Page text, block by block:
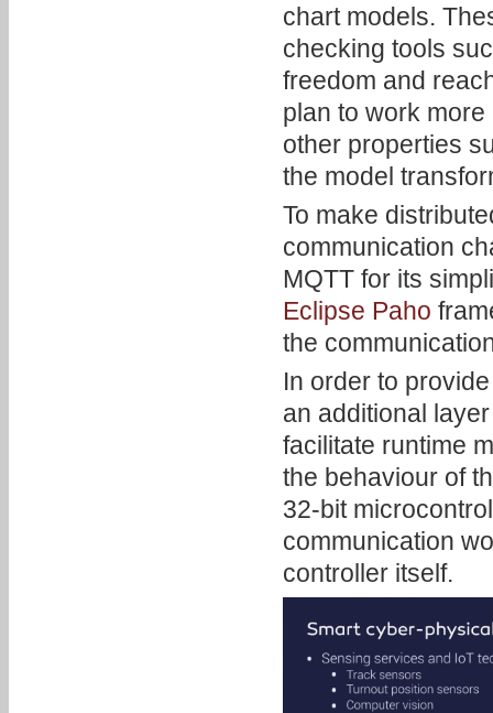
chart models.
checking tools
freedom and
plan to work
other properties
the model
To make
communication
MQTT for its
Eclipse Paho
the
In order to
an additional
facilitate runtime
the behaviour of
32-bit
communication
controller itself.